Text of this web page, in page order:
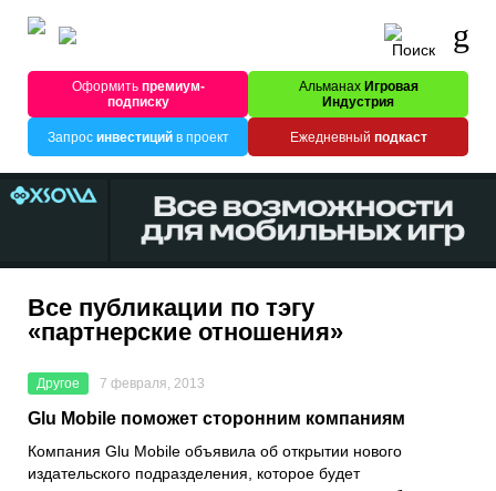
Оформитьпремиум-
подписку
Альманах Игровая
Индустрия
Запрос инвестицийв проект Ежедневный подкаст
Все публикации по тэгу
«партнерские отношения»
Другое 7 февраля, 2013
Glu Mobile поможет сторонним компаниям
Компания Glu Mobile объявила об открытии нового
издательского подразделения, которое будет